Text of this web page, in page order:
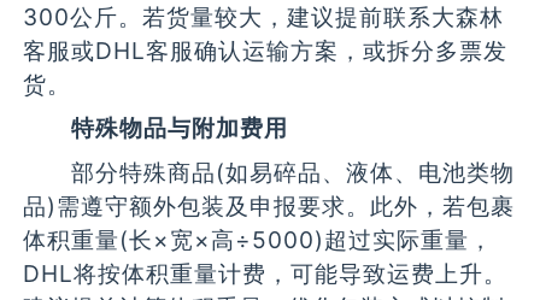
300公斤。若货量较大，建议提前联系大森林
客服或DHL客服确认运输方案，或拆分多票发
货。
特殊物品与附加费用
部分特殊商品(如易碎品、液体、电池类物
品)需遵守额外包装及申报要求。此外，若包裹
体积重量(长×宽×高÷5000)超过实际重量，
DHL将按体积重量计费，可能导致运费上升。